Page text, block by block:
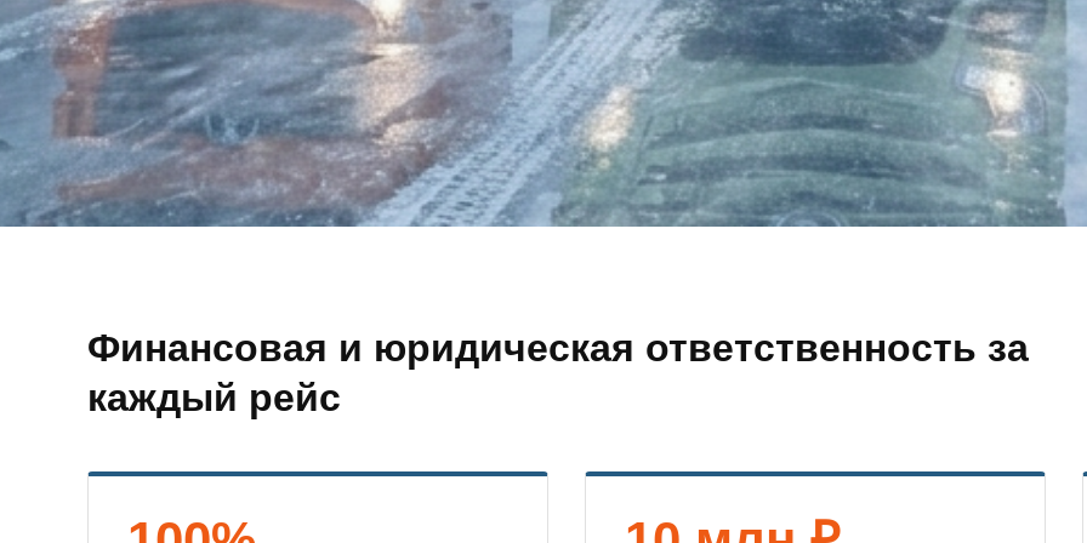
Финансовая и юридическая ответственность за
каждый рейс